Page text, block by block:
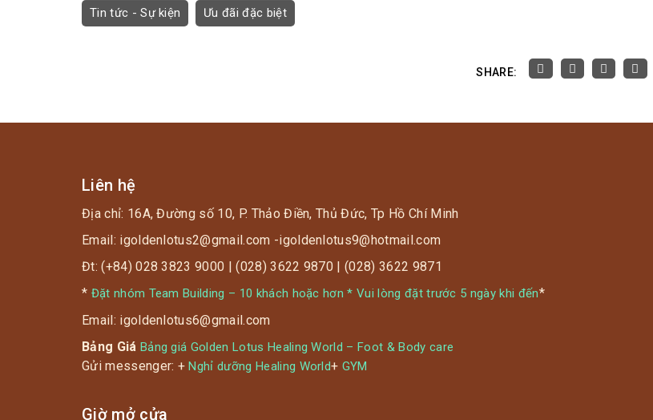
Tin tức - Sự kiện Ưu đãi đặc biệt
SHARE:
Liên hệ
Địa chỉ: 16A, Đường số 10, P. Thảo Điền, Thủ Đức, Tp Hồ Chí Minh
Email: igoldenlotus2@gmail.com -igoldenlotus9@hotmail.com
Đt: (+84) 028 3823 9000 | (028) 3622 9870 | (028) 3622 9871
* Đặt nhóm Team Building – 10 khách hoặc hơn * Vui lòng đặt trước 5 ngày khi đến*
Email: igoldenlotus6@gmail.com
Bảng Giá Bảng giá Golden Lotus Healing World – Foot & Body care
Gửi messenger: +Nghỉ dưỡng Healing World+ GYM
Giờ mở cửa